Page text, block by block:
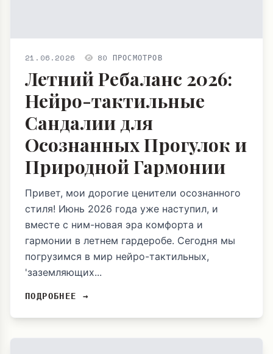
21.06.2026 80 ПРОСМОТРОВ
Летний Ребаланс 2026:
Нейро-тактильные
Сандалии для
Осознанных Прогулок и
Природной Гармонии
Привет, мои дорогие ценители осознанного
стиля! Июнь 2026 года уже наступил, и
вместе с ним-новая эра комфорта и
гармонии в летнем гардеробе. Сегодня мы
погрузимся в мир нейро-тактильных,
'заземляющих...
ПОДРОБНЕЕ →